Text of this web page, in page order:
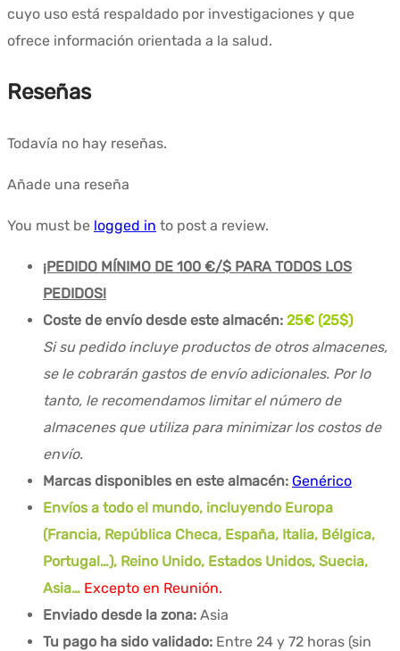
cuyo uso está respaldado por investigaciones y que
ofrece información orientada a la salud.
Reseñas
Todavía no hay reseñas.
Añade una reseña
You must be logged in to post a review.
¡PEDIDO MÍNIMO DE 100 €/$ PARA TODOS LOS
PEDIDOS!
Coste de envío desde este almacén: 25€ (25$)
Si su pedido incluye productos de otros almacenes,
se le cobrarán gastos de envío adicionales. Por lo
tanto, le recomendamos limitar el número de
almacenes que utiliza para minimizar los costos de
envío.
Marcas disponibles en este almacén: Genérico
Envíos a todo el mundo, incluyendo Europa
(Francia, República Checa, España, Italia, Bélgica,
Portugal…), Reino Unido, Estados Unidos, Suecia,
Asia… Excepto en Reunión.
Enviado desde la zona: Asia
Tu pago ha sido validado: Entre 24 y 72 horas (sin